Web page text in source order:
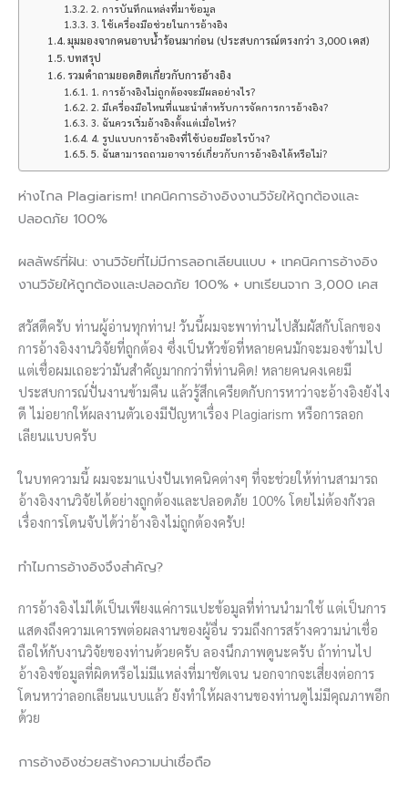
2. การบันทึกแหล่งที่มาข้อมูล
3. ใช้เครื่องมือช่วยในการอ้างอิง
มุมมองจากคนอาบน้ำร้อนมาก่อน (ประสบการณ์ตรงกว่า 3,000 เคส)
บทสรุป
รวมคำถามยอดฮิตเกี่ยวกับการอ้างอิง
1. การอ้างอิงไม่ถูกต้องจะมีผลอย่างไร?
2. มีเครื่องมือไหนที่แนะนำสำหรับการจัดการการอ้างอิง?
3. ฉันควรเริ่มอ้างอิงตั้งแต่เมื่อไหร่?
4. รูปแบบการอ้างอิงที่ใช้บ่อยมีอะไรบ้าง?
5. ฉันสามารถถามอาจารย์เกี่ยวกับการอ้างอิงได้หรือไม่?
ห่างไกล Plagiarism! เทคนิคการอ้างอิงงานวิจัยให้ถูกต้องและ
ปลอดภัย 100%
ผลลัพธ์ที่ฝัน: งานวิจัยที่ไม่มีการลอกเลียนแบบ + เทคนิคการอ้างอิง
งานวิจัยให้ถูกต้องและปลอดภัย 100% + บทเรียนจาก 3,000 เคส
สวัสดีครับ ท่านผู้อ่านทุกท่าน! วันนี้ผมจะพาท่านไปสัมผัสกับโลกของ
การอ้างอิงงานวิจัยที่ถูกต้อง ซึ่งเป็นหัวข้อที่หลายคนมักจะมองข้ามไป
แต่เชื่อผมเถอะว่ามันสำคัญมากกว่าที่ท่านคิด! หลายคนคงเคยมี
ประสบการณ์ปั่นงานข้ามคืน แล้วรู้สึกเครียดกับการหาว่าจะอ้างอิงยังไง
ดี ไม่อยากให้ผลงานตัวเองมีปัญหาเรื่อง Plagiarism หรือการลอก
เลียนแบบครับ
ในบทความนี้ ผมจะมาแบ่งปันเทคนิคต่างๆ ที่จะช่วยให้ท่านสามารถ
อ้างอิงงานวิจัยได้อย่างถูกต้องและปลอดภัย 100% โดยไม่ต้องกังวล
เรื่องการโดนจับได้ว่าอ้างอิงไม่ถูกต้องครับ!
ทำไมการอ้างอิงจึงสำคัญ?
การอ้างอิงไม่ได้เป็นเพียงแค่การแปะข้อมูลที่ท่านนำมาใช้ แต่เป็นการ
แสดงถึงความเคารพต่อผลงานของผู้อื่น รวมถึงการสร้างความน่าเชื่อ
ถือให้กับงานวิจัยของท่านด้วยครับ ลองนึกภาพดูนะครับ ถ้าท่านไป
อ้างอิงข้อมูลที่ผิดหรือไม่มีแหล่งที่มาชัดเจน นอกจากจะเสี่ยงต่อการ
โดนหาว่าลอกเลียนแบบแล้ว ยังทำให้ผลงานของท่านดูไม่มีคุณภาพอีก
ด้วย
การอ้างอิงช่วยสร้างความน่าเชื่อถือ